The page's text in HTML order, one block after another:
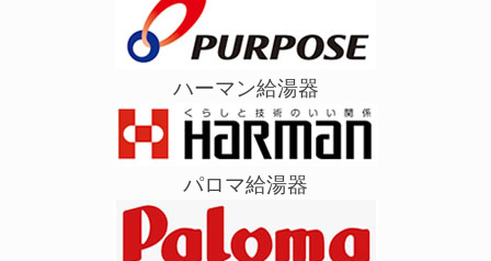
ハーマン給湯器
パロマ給湯器